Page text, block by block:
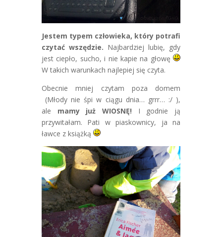
Jestem typem człowieka, który potrafi
czytać wszędzie. Najbardziej lubię, gdy
jest ciepło, sucho, i nie kapie na głowę
W takich warunkach najlepiej się czyta.
Obecnie mniej czytam poza domem
(Młody nie śpi w ciągu dnia… grrr… :/ ),
ale mamy już WIOSNĘ! I godnie ją
przywitałam. Pati w piaskownicy, ja na
ławce z książką